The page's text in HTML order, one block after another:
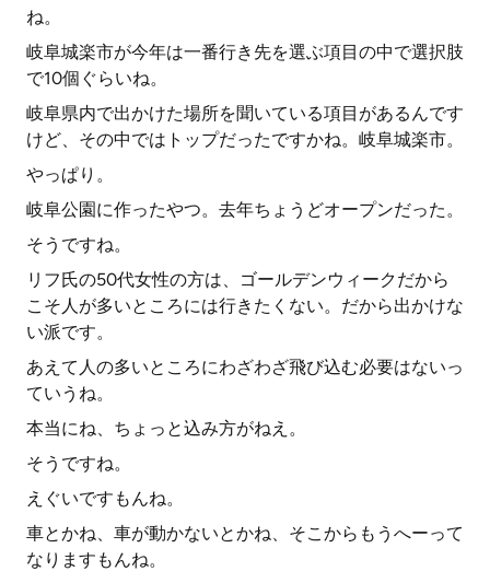
ね。
岐阜城楽市が今年は一番行き先を選ぶ項目の中で選択肢
で10個ぐらいね。
岐阜県内で出かけた場所を聞いている項目があるんです
けど、その中ではトップだったですかね。岐阜城楽市。
やっぱり。
岐阜公園に作ったやつ。去年ちょうどオープンだった。
そうですね。
リフ氏の50代女性の方は、ゴールデンウィークだから
こそ人が多いところには行きたくない。だから出かけな
い派です。
あえて人の多いところにわざわざ飛び込む必要はないっ
ていうね。
本当にね、ちょっと込み方がねえ。
そうですね。
えぐいですもんね。
車とかね、車が動かないとかね、そこからもうへーって
なりますもんね。